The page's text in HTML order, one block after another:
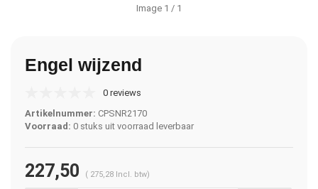
Image 1 / 1
Engel wijzend
0 reviews
Artikelnummer: CPSNR2170
Voorraad: 0 stuks uit voorraad leverbaar
227,50 ( 275,28 Incl. btw)